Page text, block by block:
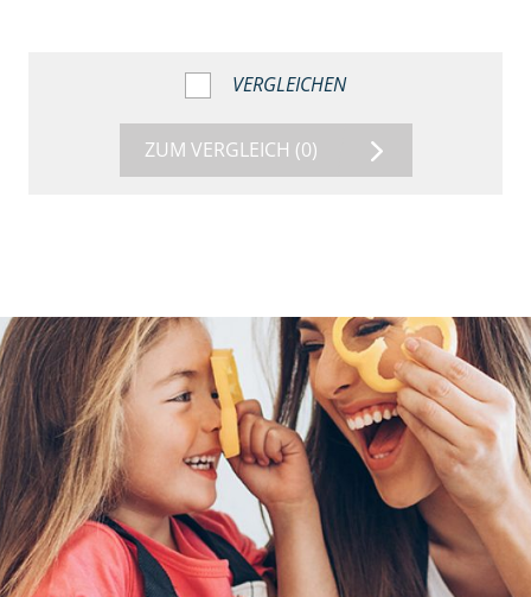
VERGLEICHEN
ZUM VERGLEICH (0)